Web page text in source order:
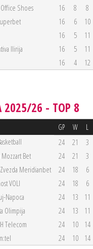
Shoes 16 8 8
16 6 10
16 5 11
Ilirija 16 5 11
16 4 12
2025/26 - TOP 8
GP W L
24 21 3
Mozzart Bet 24 21 3
Meridianbet 24 18 6
VOLI 24 18 6
Napoca 24 13 11
Olimpija 24 13 11
Telecom 24 10 14
24 10 14